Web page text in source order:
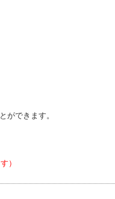
ができます。
）